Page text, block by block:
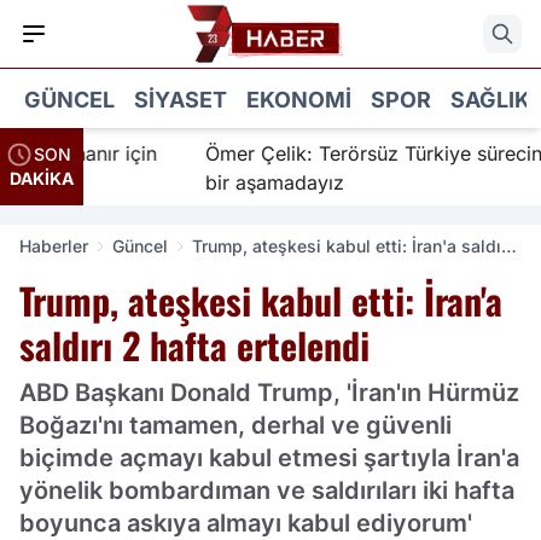
GÜNCEL SIYASET EKONOMI SPOR SAĞLIK
SON
DAKİKA
İnanır için
Ömer Çelik: Terörsüz Türkiye sürecinde
bir aşamadayız
Haberler Güncel
Trump, ateşkesi kabul etti: İran'a saldırı
Trump, ateşkesi kabul etti: İran'a
saldırı 2 hafta ertelendi
ABD Başkanı Donald Trump, 'İran'ın Hürmüz
Boğazı'nı tamamen, derhal ve güvenli
biçimde açmayı kabul etmesi şartıyla İran'a
yönelik bombardıman ve saldırıları iki hafta
boyunca askıya almayı kabul ediyorum'